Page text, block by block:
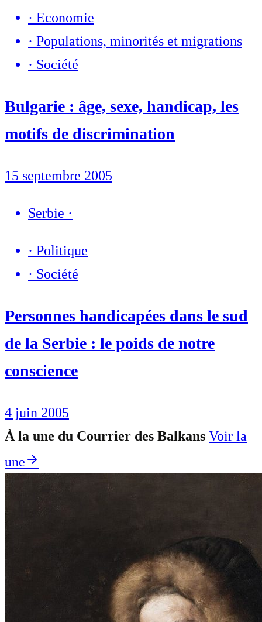
· Economie
· Populations, minorités et migrations
· Société
Bulgarie : âge, sexe, handicap, les
motifs de discrimination
15 septembre 2005
Serbie ·
· Politique
· Société
Personnes handicapées dans le sud
de la Serbie : le poids de notre
conscience
4 juin 2005
À la une du Courrier des Balkans Voir la
une